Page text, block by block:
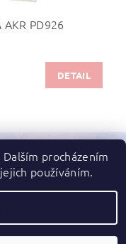
AKR PD926
DETAIL
vyhrazena
procházením
používáním.